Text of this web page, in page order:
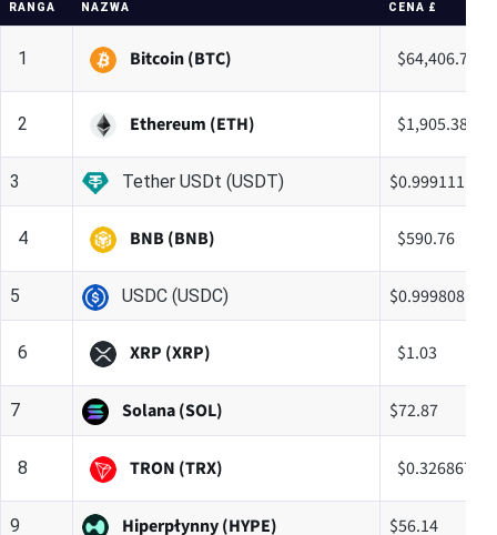
RANGA NAZWA CENA £
1 Bitcoin (BTC) $64,406.78
2 Ethereum (ETH) $1,905.38
3 Tether USDt (USDT) $0.999111
4 BNB (BNB) $590.76
5 USDC (USDC) $0.999808
6 XRP (XRP) $1.03
7 Solana (SOL) $72.87
8 TRON (TRX) $0.326867
9 Hiperpłynny (HYPE) $56.14